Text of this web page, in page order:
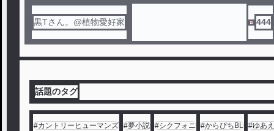
黒Tさん。@植物愛好家 444
話題のタグ
#カントリーヒューマンズ #夢小説 #シクフォニ #からぴちBL #ゆあ